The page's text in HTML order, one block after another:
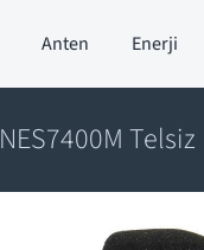
Anten Enerji
NES7400M